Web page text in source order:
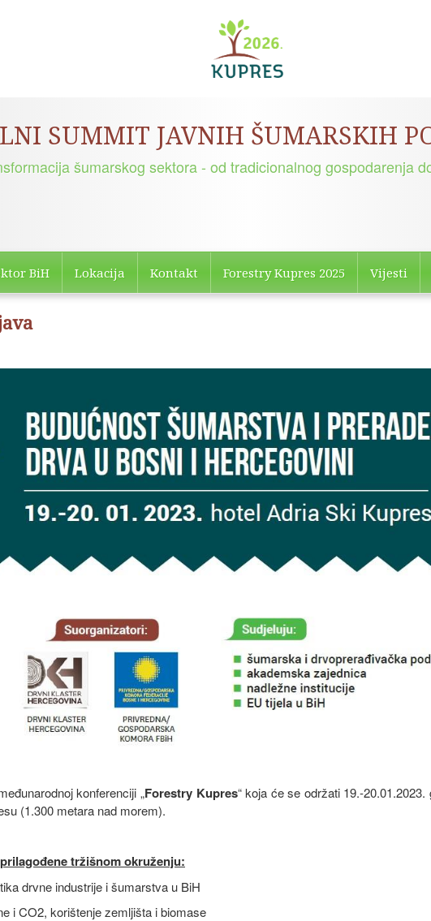
HERCEGBOSANSKE ŠUME
Promoviramo odgovorno i održivo gospodarenje
BiH Lokacija Kontakt Forestry Kupres 2025 Vijesti
konferenciji „Forestry Kupres“ koja će se održati 19.-20.01.2023.
(1.300 metara nad morem).
tržišnom okruženju:
drvne industrije i šumarstva u BiH
i CO2, korištenje zemljišta i biomase